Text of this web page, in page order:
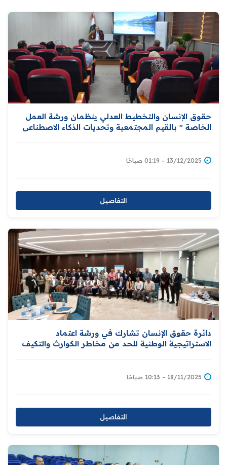
حقوق الإنسان والتخطيط العدلي ينظمان ورشة العمل
الخاصة " بالقيم المجتمعية وتحديات الذكاء الاصطناعي
13/12/2025 - 01:19 صباحًا
التفاصيل
دائرة حقوق الإنسان تشارك في ورشة اعتماد
الاستراتيجية الوطنية للحد من مخاطر الكوارث والتكيف
18/11/2025 - 10:13 صباحًا
التفاصيل